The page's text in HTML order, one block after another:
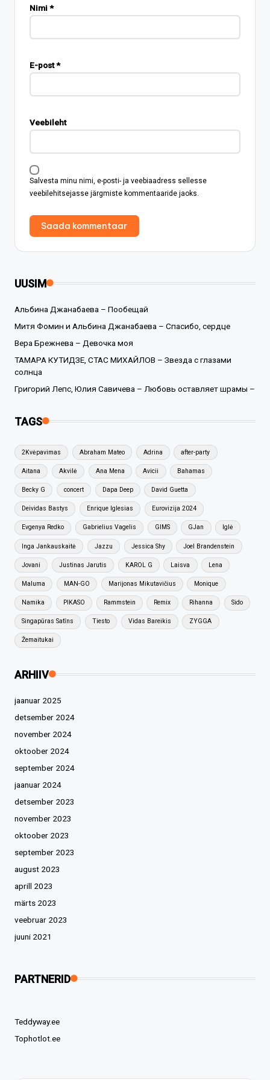
Nimi*
E-post*
Veebileht
Salvesta minu nimi, e-posti- ja veebiaadress sellesse
veebilehitsejasse järgmiste kommentaaride jaoks.
UUSIM
Альбина Джанабаева – Пообещай
Митя Фомин и Альбина Джанабаева – Спасибо, сердце
Вера Брежнева – Девочка моя
ТАМАРА КУТИДЗЕ, СТАС МИХАЙЛОВ – Звезда с глазами
солнца
Григорий Лепс, Юлия Савичева – Любовь оставляет шрамы –
TAGS
2Kvėpavimas Abraham Mateo Adrina after-party
Aitana Akvilė Ana Mena Avicii Bahamas
Becky G concert Dapa Deep David Guetta
Deividas Bastys Enrique Iglesias Eurovizija 2024
Evgenya Redko Gabrielius Vagelis GIMS GJan Iglė
Inga Jankauskaitė Jazzu Jessica Shy Joel Brandenstein
Jovani Justinas Jarutis KAROL G Laisva Lena
Maluma MAN-GO Marijonas Mikutavičius Monique
Namika PIKASO Rammstein Remix Rihanna Sido
Singapūras Satīns Tiesto Vidas Bareikis ZYGGA
Žemaitukai
ARHIIV
jaanuar 2025
detsember 2024
november 2024
oktoober 2024
september 2024
jaanuar 2024
detsember 2023
november 2023
oktoober 2023
september 2023
august 2023
aprill 2023
märts 2023
veebruar 2023
juuni 2021
PARTNERID
Teddyway.ee
Tophotlot.ee